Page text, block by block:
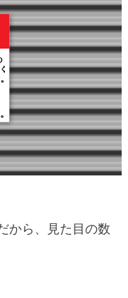
から、見た目の数